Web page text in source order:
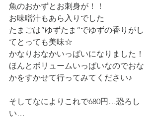
魚のおかずとお刺身が！！
お味噌汁もあら入りでした
たまごは”ゆずたま”でゆずの香りがし
てとっても美味☆
かなりおなかいっぱいになりました！
ほんとボリュームいっぱいなのでおな
かをすかせて行ってみてください♪
そしてなによりこれで680円…恐ろし
い…